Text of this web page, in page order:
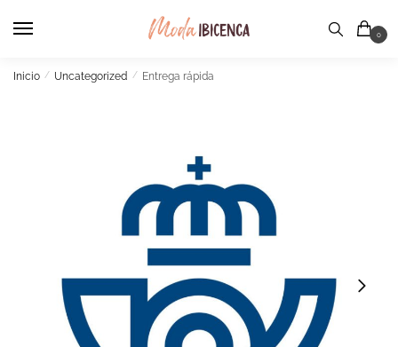
0
Inicio / Uncategorized / Entrega rápida